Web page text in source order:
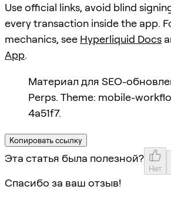
Use official links, avoid blind
every transaction inside the app.
mechanics, see Hyperliquid Docs
App.
Материал для SEO-
Perps. Theme: mobile-
4a51f7.
Копировать ссылку
Эта статья была полезной?
Нет
Спасибо за ваш отзыв!